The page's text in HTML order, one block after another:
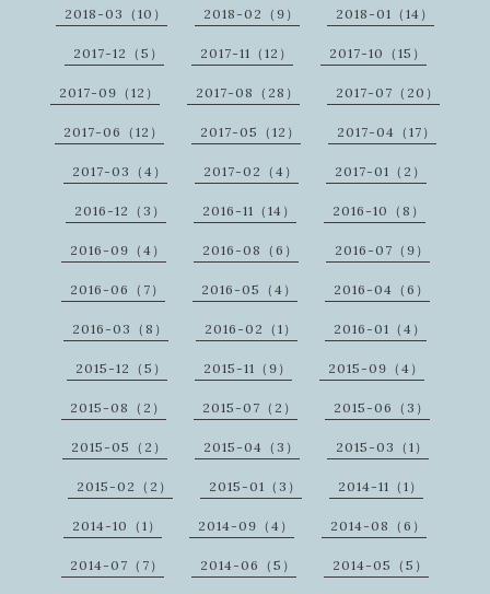
2018-03（10） 2018-02（9） 2018-01（14）
2017-12（5） 2017-11（12） 2017-10（15）
2017-09（12） 2017-08（28） 2017-07（20）
2017-06（12） 2017-05（12） 2017-04（17）
2017-03（4） 2017-02（4） 2017-01（2）
2016-12（3） 2016-11（14） 2016-10（8）
2016-09（4） 2016-08（6） 2016-07（9）
2016-06（7） 2016-05（4） 2016-04（6）
2016-03（8） 2016-02（1） 2016-01（4）
2015-12（5） 2015-11（9） 2015-09（4）
2015-08（2） 2015-07（2） 2015-06（3）
2015-05（2） 2015-04（3） 2015-03（1）
2015-02（2） 2015-01（3） 2014-11（1）
2014-10（1） 2014-09（4） 2014-08（6）
2014-07（7） 2014-06（5） 2014-05（5）